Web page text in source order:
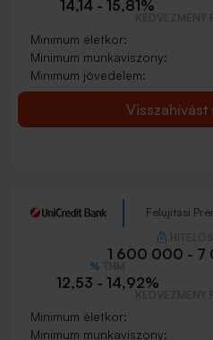
14,14 - 15,81%
Minimum életkor:
Minimum munkaviszony:
Minimum jövedelem:
Visszahívást
Felújítási
1 600 000 - 7
12,53 - 14,92%
Minimum életkor:
Minimum munkaviszony: